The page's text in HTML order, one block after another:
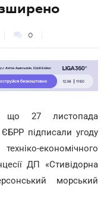
0
що 27 листопада
підписали угоду
економічного
ДП «Стивідорна
морський